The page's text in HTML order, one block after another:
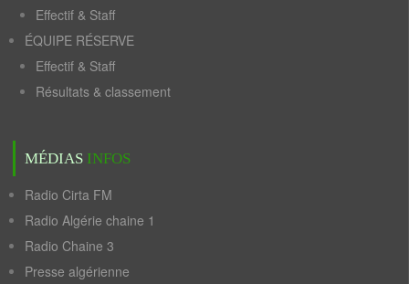
Effectif & Staff
ÉQUIPE RÉSERVE
Effectif & Staff
Résultats & classement
MÉDIAS INFOS
Radio Cirta FM
Radio Algérie chaine 1
Radio Chaine 3
Presse algérienne